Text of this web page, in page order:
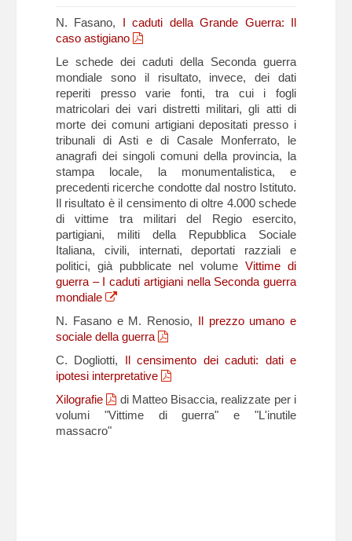
N. Fasano,
I caduti della Grande Guerra: Il
caso astigiano
Le schede dei caduti della Seconda guerra
mondiale sono il risultato, invece, dei dati
reperiti presso varie fonti, tra cui i fogli
matricolari dei vari distretti militari, gli atti di
morte dei comuni artigiani depositati presso i
tribunali di Asti e di Casale Monferrato, le
anagrafi dei singoli comuni della provincia, la
stampa locale, la monumentalistica, e
precedenti ricerche condotte dal nostro Istituto.
Il risultato è il censimento di oltre 4.000 schede
di vittime tra militari del Regio esercito,
partigiani, militi della Repubblica Sociale
Italiana, civili, internati, deportati razziali e
politici, già pubblicate nel volume Vittime di
guerra – I caduti artigiani nella Seconda guerra
mondiale
N. Fasano e M. Renosio, Il prezzo umano e
sociale della guerra
C. Dogliotti, Il censimento dei caduti: dati e
ipotesi interpretative
Xilografie
di Matteo Bisaccia, realizzate per i
volumi "Vittime di guerra" e "L'inutile
massacro"